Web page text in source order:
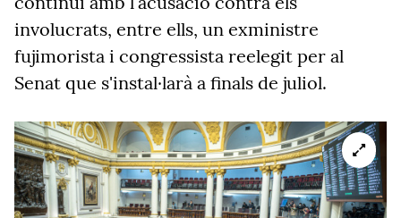
involucrats, entre ells, un exministre
fujimorista i congressista reelegit per al
Senat que s'instal·larà a finals de juliol.